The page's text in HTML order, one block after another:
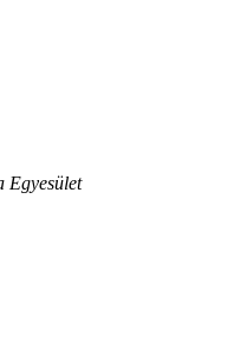
Egyesület